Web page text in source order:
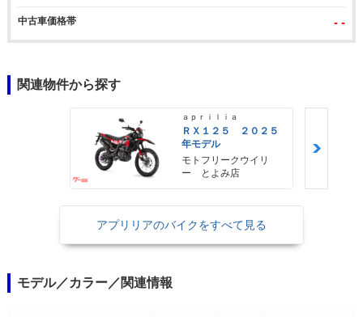
中古車価格帯 - -
関連物件から探す
ａｐｒｉｌｉａ
ＲＸ１２５ ２０２５
年モデル
モトフリークウイリ
ー とよみ店
アプリリアのバイクをすべて見る
モデル／カラー／関連情報